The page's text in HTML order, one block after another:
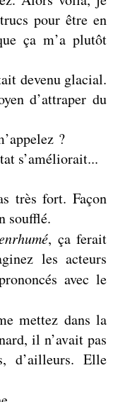
pour être en
ça m’a plutôt
devenu glacial.
d’attraper du
?
s’améliorait...
très fort. Façon
soufflé.
, ça ferait
les acteurs
avec le
mettez dans la
il n’avait pas
d’ailleurs. Elle